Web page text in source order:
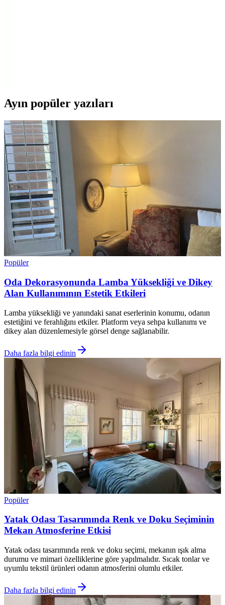
Ayın popüler yazıları
Popüler
Oda Dekorasyonunda Lamba Yüksekliği ve Dikey
Alan Kullanımının Estetik Etkileri
Lamba yüksekliği ve yanındaki sanat eserlerinin konumu, odanın
estetiğini ve ferahlığını etkiler. Platform veya sehpa kullanımı ve
dikey alan düzenlemesiyle görsel denge sağlanabilir.
Daha fazla bilgi edinin
Popüler
Yatak Odası Tasarımında Renk ve Doku Seçiminin
Mekan Atmosferine Etkisi
Yatak odası tasarımında renk ve doku seçimi, mekanın ışık alma
durumu ve mimari özelliklerine göre yapılmalıdır. Sıcak tonlar ve
uyumlu tekstil ürünleri odanın atmosferini olumlu etkiler.
Daha fazla bilgi edinin